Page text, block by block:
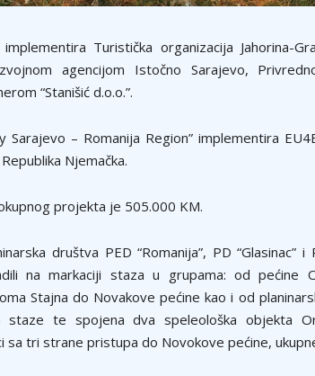
Turistička organizacija Jahorina-
agencijom Istočno Sarajevo,
“Stanišić d.o.o.”.
Sarajevo – Romanija Region” implementira
Njemačka.
projekta je 505.000 KM.
društva PED “Romanija”, PD “Glasinac” i
na markaciji staza u grupama: od pećine
Stajna do Novakove pećine kao i od
staze te spojena dva speleološka objekta
sa tri strane pristupa do Novokove pećine,